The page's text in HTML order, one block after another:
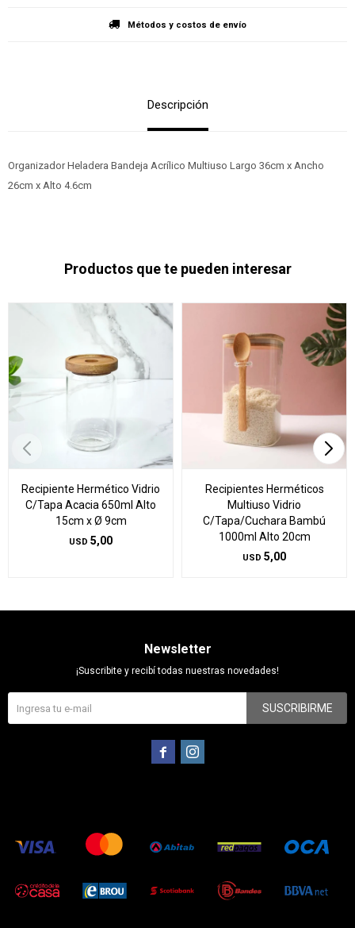
Métodos y costos de envío
Descripción
Organizador Heladera Bandeja Acrílico Multiuso Largo 36cm x Ancho
26cm x Alto 4.6cm
Productos que te pueden interesar
Recipiente Hermético Vidrio
C/Tapa Acacia 650ml Alto
15cm x Ø 9cm
USD 5,00
Recipientes Herméticos
Multiuso Vidrio
C/Tapa/Cuchara Bambú
1000ml Alto 20cm
USD 5,00
Newsletter
¡Suscribite y recibí todas nuestras novedades!
SUSCRIBIRME
 